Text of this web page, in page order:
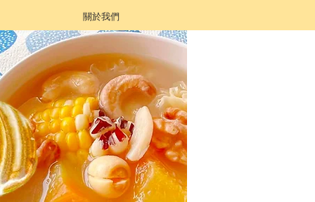
關於我們